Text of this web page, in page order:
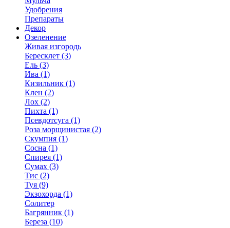
Удобрения
Препараты
Декор
Озеленение
Живая изгородь
Бересклет (3)
Ель (3)
Ива (1)
Кизильник (1)
Клен (2)
Лох (2)
Пихта (1)
Псевдотсуга (1)
Роза морщинистая (2)
Скумпия (1)
Сосна (1)
Спирея (1)
Сумах (3)
Тис (2)
Туя (9)
Экзохорда (1)
Солитер
Багрянник (1)
Береза (10)